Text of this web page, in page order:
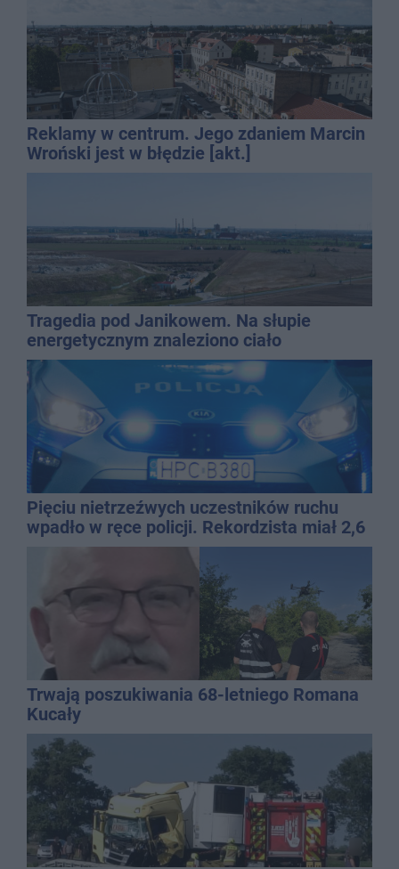
Reklamy w centrum. Jego zdaniem Marcin
Wroński jest w błędzie [akt.]
Tragedia pod Janikowem. Na słupie
energetycznym znaleziono ciało
mężczyzny
Pięciu nietrzeźwych uczestników ruchu
wpadło w ręce policji. Rekordzista miał 2,6
Trwają poszukiwania 68-letniego Romana
Kucały